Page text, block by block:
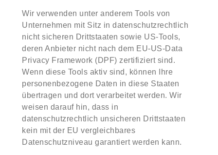
Wir verwenden unter anderem Tools von
Unternehmen mit Sitz in datenschutzrechtlich
nicht sicheren Drittstaaten sowie US-Tools,
deren Anbieter nicht nach dem EU-US-Data
Privacy Framework (DPF) zertifiziert sind.
Wenn diese Tools aktiv sind, können Ihre
personenbezogene Daten in diese Staaten
übertragen und dort verarbeitet werden. Wir
weisen darauf hin, dass in
datenschutzrechtlich unsicheren Drittstaaten
kein mit der EU vergleichbares
Datenschutzniveau garantiert werden kann.